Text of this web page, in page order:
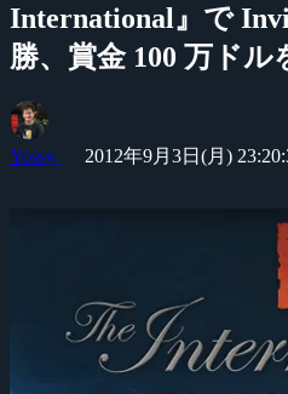
International』で
勝、賞金 100 万ドル
Yossy 2012年9月3日(月)